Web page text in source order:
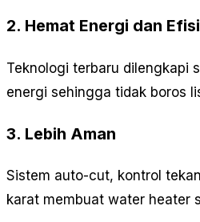
2. Hemat Energi dan
Teknologi terbaru dilengkapi
energi sehingga tidak boros
3. Lebih Aman
Sistem auto-cut, kontrol
karat membuat water heater